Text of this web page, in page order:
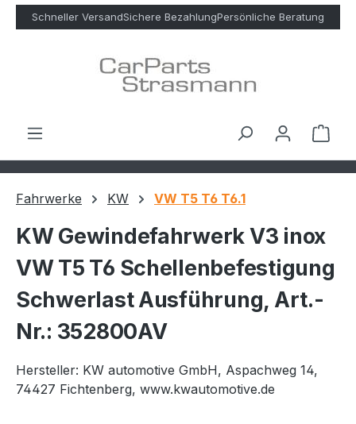
Zum Hauptinhalt springen
Schneller VersandSichere BezahlungPersönliche Beratung
Fahrwerke KW VW T5 T6 T6.1
KW Gewindefahrwerk V3 inox
VW T5 T6 Schellenbefestigung
Schwerlast Ausführung, Art.-
Nr.: 352800AV
Hersteller: KW automotive GmbH, Aspachweg 14,
74427 Fichtenberg, www.kwautomotive.de